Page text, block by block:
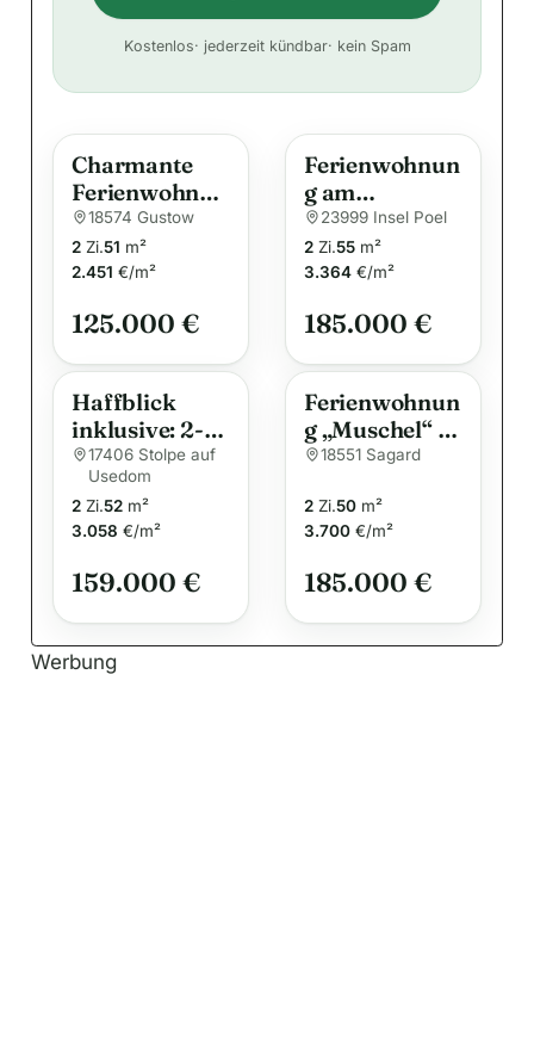
t
Kostenlos· jederzeit kündbar· kein Spam
Charmante
Ferienwohnun
g auf der Insel
Rügen
18574 Gustow
2 Zi.51 m²
2.451 €/m²
125.000 €
Ferienwohnun
g am
Yachthafen
von Kirchdorf
– Ihr
auf der Insel
Poel
23999 Insel Poel
2 Zi.55 m²
3.364 €/m²
185.000 €
Haffblick
inklusive: 2-
Raum-
Wohnung in
Stolpe auf
Usedom
17406 Stolpe auf
Usedom
2 Zi.52 m²
3.058 €/m²
159.000 €
Ferienwohnun
g „Muschel“ –
Erholung im
Rügen
18551 Sagard
2 Zi.50 m²
3.700 €/m²
185.000 €
Werbung